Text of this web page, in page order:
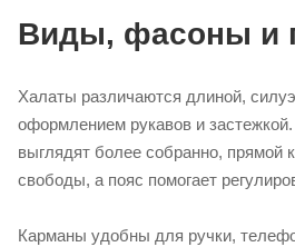
Виды, фасоны и
Халаты различаются длиной,
оформлением рукавов и
выглядят более собранно, прямой
свободы, а пояс помогает
Карманы удобны для ручки,